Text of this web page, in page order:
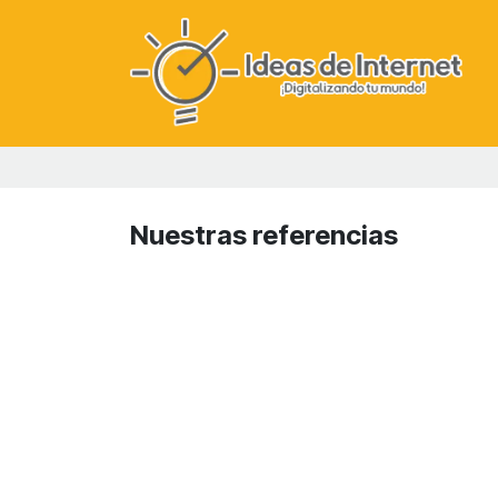
Nuestras referencias